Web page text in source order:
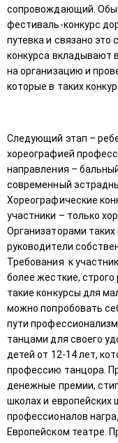
сопровождающий.
фестиваль-конкурс
путевка и связано это
конкурса вкладывают
на организацию и
которые в таких
Следующий этап –
хореографией
направления –
современный
Хореографические
участники – только
Организаторами
руководители
Требования к
более жесткие,
такие конкурсы для
можно попробовать
пути
танцами для своего
детей от 12-14 лет,
профессию танцора.
денежные премии,
школах и европейских
профессионалов
Европейском театре.